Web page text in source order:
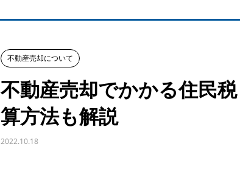
不動産売却について
不動産売却でかかる住民
算方法も解説
2022.10.18